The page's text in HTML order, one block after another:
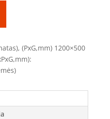
(PxG,mm) 1200×500